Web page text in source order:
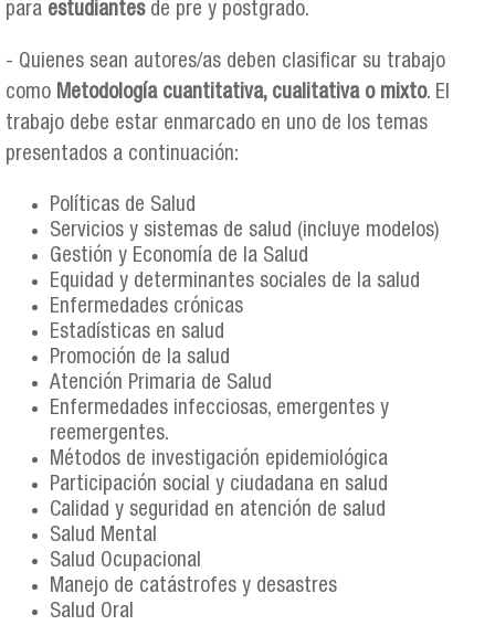
para estudiantesde pre y postgrado.
- Quienes sean autores/as deben clasificar su trabajo
como Metodología cuantitativa, cualitativa o mixto. El
trabajo debe estar enmarcado en uno de los temas
presentados a continuación:
Políticas de Salud
Servicios y sistemas de salud (incluye modelos)
Gestión y Economía de la Salud
Equidad y determinantes sociales de la salud
Enfermedades crónicas
Estadísticas en salud
Promoción de la salud
Atención Primaria de Salud
Enfermedades infecciosas, emergentes y
reemergentes.
Métodos de investigación epidemiológica
Participación social y ciudadana en salud
Calidad y seguridad en atención de salud
Salud Mental
Salud Ocupacional
Manejo de catástrofes y desastres
Salud Oral